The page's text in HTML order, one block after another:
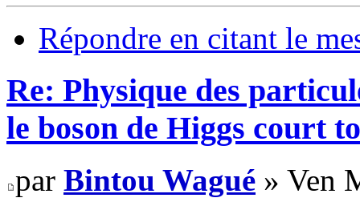
Répondre en citant le
Re: Physique des
le boson de Higgs court
par Bintou Wagué » Ven